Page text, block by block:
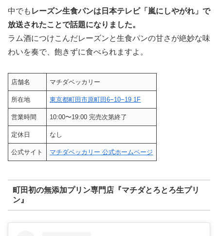
中でも レーズン生食パンは日本テレビ「嵐にしやがれ」で
放送されたことで話題になりました。
ラム酒につけこんだレーズンと生食パンの甘さが絶妙な味
わいを奏で、飽きずに食べられますよ。
店舗名 マチダベッカリー
所在地 東京都町田市原町田6−10−19 1F
営業時間 10:00〜19:00 完売次第終了
定休日 なし
公式サイト マチダベッカリー 公式ホームページ
町田初の無添加プリン専門店『マチダとろとろ生プリ
ン』